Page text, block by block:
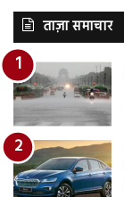
ताज़ा समाचार